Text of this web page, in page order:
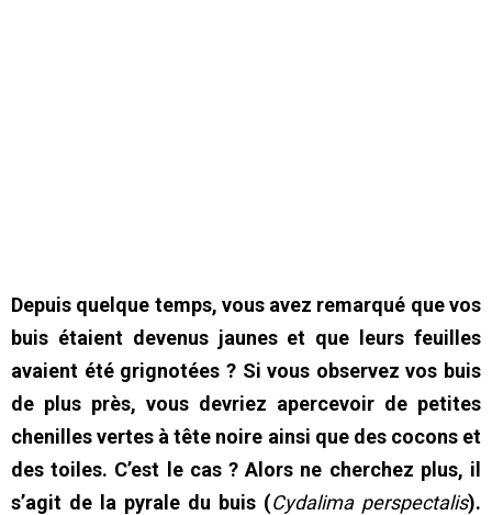
Depuis quelque temps, vous avez remarqué que vos
buis étaient devenus jaunes et que leurs feuilles
avaient été grignotées ? Si vous observez vos buis
de plus près, vous devriez apercevoir de petites
chenilles vertes à tête noire ainsi que des cocons et
des toiles. C’est le cas ? Alors ne cherchez plus, il
s’agit de la pyrale du buis (Cydalima perspectalis).